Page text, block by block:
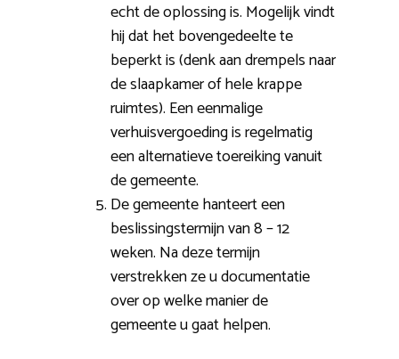
echt de oplossing is. Mogelijk vindt
hij dat het bovengedeelte te
beperkt is (denk aan drempels naar
de slaapkamer of hele krappe
ruimtes). Een eenmalige
verhuisvergoeding is regelmatig
een alternatieve toereiking vanuit
de gemeente.
De gemeente hanteert een
beslissingstermijn van 8 – 12
weken. Na deze termijn
verstrekken ze u documentatie
over op welke manier de
gemeente u gaat helpen.